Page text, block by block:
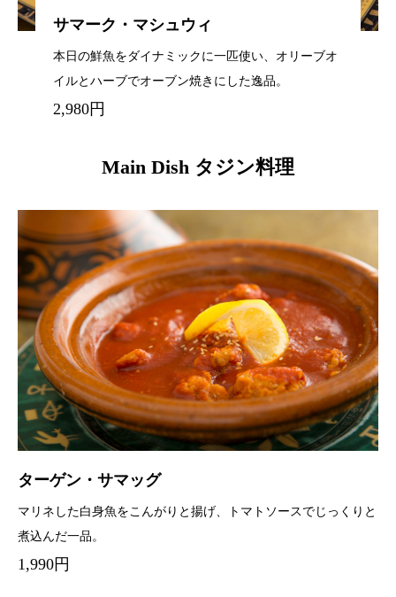
サマーク・マシュウィ
本日の鮮魚をダイナミックに一匹使い、オリーブオ
イルとハーブでオーブン焼きにした逸品。
2,980円
Main Dish タジン料理
ターゲン・サマッグ
マリネした白身魚をこんがりと揚げ、トマトソースでじっくりと
煮込んだ一品。
1,990円